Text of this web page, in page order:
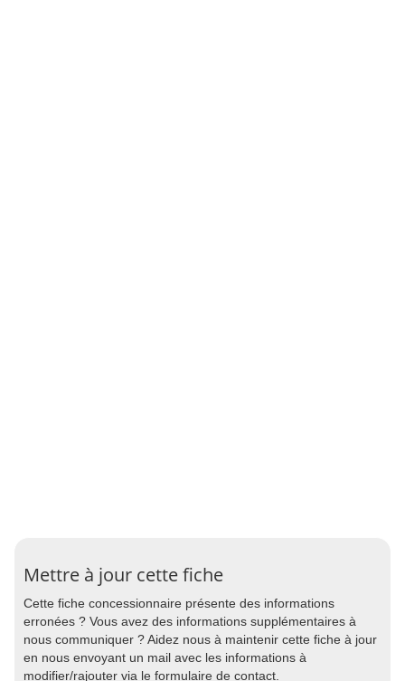
Mettre à jour cette fiche
Cette fiche concessionnaire présente des informations
erronées ? Vous avez des informations supplémentaires à
nous communiquer ? Aidez nous à maintenir cette fiche à jour
en nous envoyant un mail avec les informations à
modifier/rajouter via le formulaire de contact.